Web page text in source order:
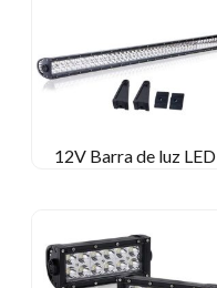
12V Barra de luz LED